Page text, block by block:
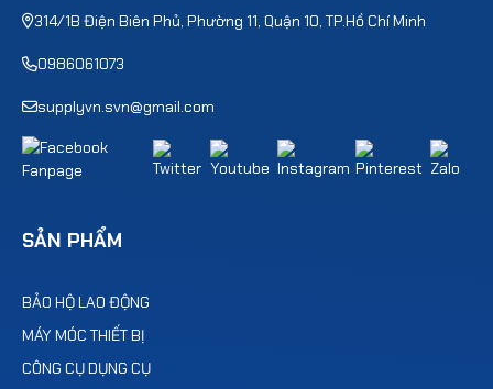
314/1B Điện Biên Phủ, Phường 11, Quận 10, TP.Hồ Chí Minh
0986061073
supplyvn.svn@gmail.com
SẢN PHẨM
BẢO HỘ LAO ĐỘNG
MÁY MÓC THIẾT BỊ
CÔNG CỤ DỤNG CỤ